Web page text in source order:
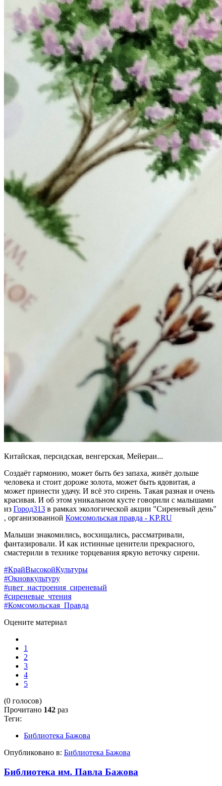
Китайская, персидская, венгерская, Мейераи...
Создаёт гармонию, может быть без запаха, живёт дольше
человека и стоит дороже золота, может быть ядовитая, а
может принести удачу. И всё это сирень. Такая разная и очень
красивая. И об этом уникальном кусте говорили с малышами
из Город313 в рамках экологической акции "Сиреневый день"
, организованной Комсомольская правда - KP.RU
Малыши знакомились, восхищались, рассматривали,
фантазировали. И как истинные ценители прекрасного,
смастерили в технике торцевания яркую веточку сирени.
#КрайВысокойКультуры
#Окновкультуру
#цвет_настроения_сиреневый
#сиреневые_чтения
#Комсомольская_Правда
Оцените материал
1
2
3
4
5
(0 голосов)
Прочитано 142 раз
Теги:
Библиотека Бажова
Опубликовано в: Библиотека Бажова
Библиотека им. Павла Бажова